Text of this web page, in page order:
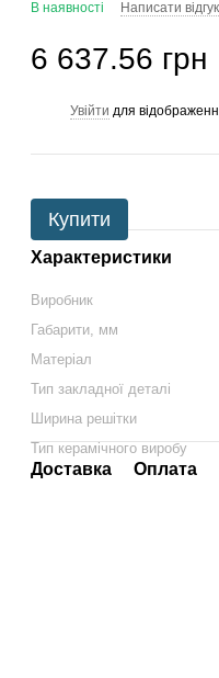
В наявності Написати відгук
6 637.56 грн
Увійти для
Купити
Характеристики
Виробник
Габарити, мм
Матеріал
Тип закладної деталі
Ширина решітки
Тип керамічного виробу
Доставка Оплата